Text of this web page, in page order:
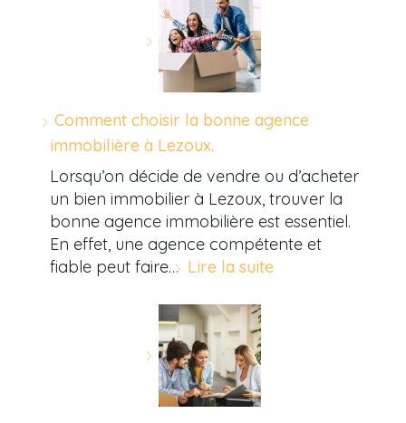
Comment choisir la bonne agence
immobilière à Lezoux.
Lorsqu’on décide de vendre ou d’acheter
un bien immobilier à Lezoux, trouver la
bonne agence immobilière est essentiel.
En effet, une agence compétente et
fiable peut faire… Lire la suite